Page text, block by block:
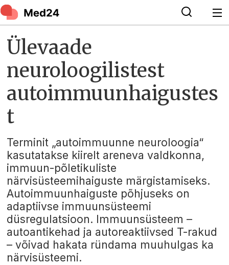
Ülevaade
neuroloogilistest
autoimmuunhaigustes
t
Terminit „autoimmuunne neuroloogia“
kasutatakse kiirelt areneva valdkonna,
immuun-põletikuliste
närvisüsteemihaiguste märgistamiseks.
Autoimmuunhaiguste põhjuseks on
adaptiivse immuunsüsteemi
düsregulatsioon. Immuunsüsteem –
autoantikehad ja autoreaktiivsed T-rakud
– võivad hakata ründama muuhulgas ka
närvisüsteemi.